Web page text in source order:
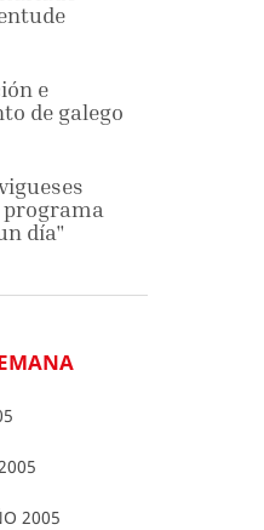
e
de galego
día"
2005